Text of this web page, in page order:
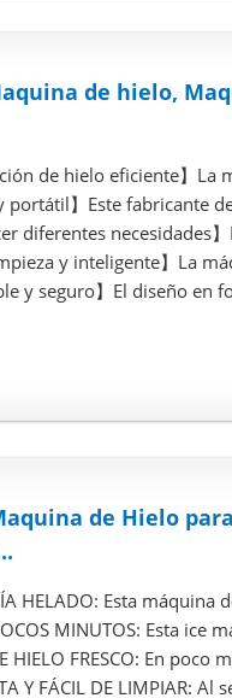
de hielo,
de hielo eficiente】La
portátil】Este fabricante
diferentes necesidades
y inteligente】La
y seguro】El diseño en
de Hielo
HELADO: Esta
MINUTOS: Esta
HIELO FRESCO: En
Y FÁCIL DE LIMPIAR: